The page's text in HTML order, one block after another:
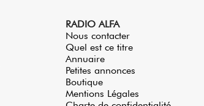
RADIO ALFA
Nous contacter
Quel est ce titre
Annuaire
Petites annonces
Boutique
Mentions Légales